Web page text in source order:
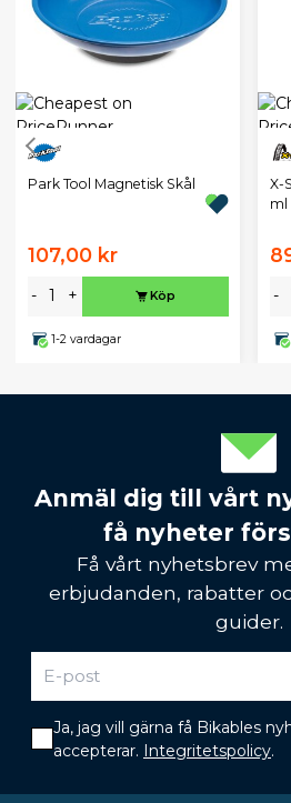
Park Tool Magnetisk Skål
107,00 kr
- + Köp
1-2 vardagar
X-
ml
-
Anmäl dig till vårt
få nyheter
Få vårt nyhetsbrev
erbjudanden, rabatter
guider.
Ja, jag vill gärna få Bikables
accepterar. Integritetspolicy.